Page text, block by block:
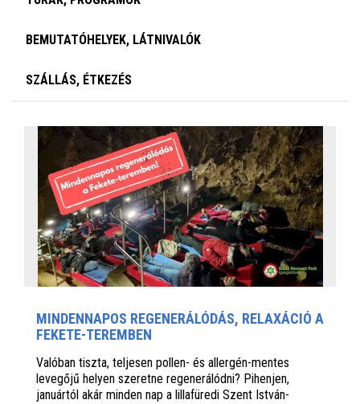
BEMUTATÓHELYEK, LÁTNIVALÓK
SZÁLLÁS, ÉTKEZÉS
MINDENNAPOS REGENERÁLÓDÁS, RELAXÁCIÓ A
FEKETE-TEREMBEN
Valóban tiszta, teljesen pollen- és allergén-mentes
levegőjű helyen szeretne regenerálódni? Pihenjen,
januártól akár minden nap a lillafüredi Szent István-